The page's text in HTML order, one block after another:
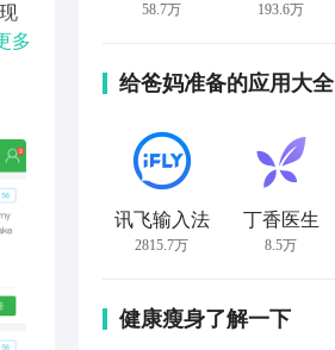
语
多
58.7万 193.6万
给爸妈准备的应用大全
讯飞输入法
2815.7万
丁香医生
8.5万
健康瘦身了解一下